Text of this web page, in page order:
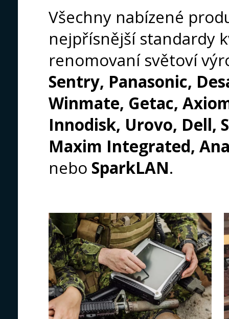
Všechny nabízené
nejpřísnější standardy
renomovaní světoví
Sentry, Panasonic,
Winmate, Getac,
Innodisk, Urovo, Dell,
Maxim Integrated,
nebo SparkLAN.